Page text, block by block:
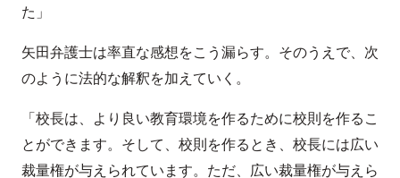
た」
矢田弁護士は率直な感想をこう漏らす。そのうえで、次
のように法的な解釈を加えていく。
「校長は、より良い教育環境を作るために校則を作るこ
とができます。そして、校則を作るとき、校長には広い
裁量権が与えられています。ただ、広い裁量権が与えら